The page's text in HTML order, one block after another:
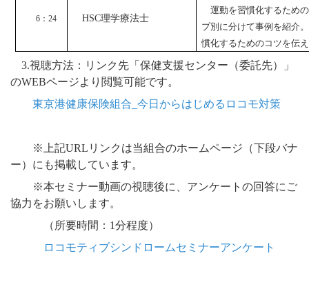
6 ：24 HSC理学療法士
運動を習慣化するため
プ別に分けて事例を紹介
慣化するためのコツを伝
3.視聴方法：リンク先「保健支援センター（委託先）」
のWEBページより閲覧可能です。
東京港健康保険組合_今日からはじめるロコモ対策
※上記URLリンクは当組合のホームページ（下段バナ
ー）にも掲載しています。
※本セミナー動画の視聴後に、アンケートの回答にご
協力をお願いします。
（所要時間：1分程度）
ロコモティブシンドロームセミナーアンケート